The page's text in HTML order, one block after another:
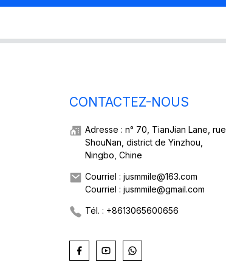
CONTACTEZ-NOUS
Adresse : n° 70, TianJian Lane, rue
ShouNan, district de Yinzhou,
Ningbo, Chine
Courriel : jusmmile@163.com
Courriel : jusmmile@gmail.com
Tél. : +8613065600656